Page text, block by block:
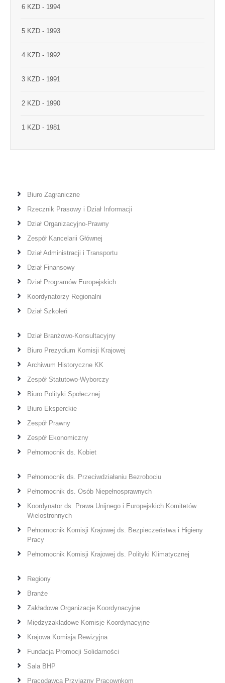
6 KZD - 1994
5 KZD - 1993
4 KZD - 1992
3 KZD - 1991
2 KZD - 1990
1 KZD - 1981
Biuro Zagraniczne
Rzecznik Prasowy i Dział Informacji
Dział Organizacyjno-Prawny
Zespół Kancelarii Głównej
Dział Administracji i Transportu
Dział Finansowy
Dział Programów Europejskich
Koordynatorzy Regionalni
Dział Szkoleń
Dział Branżowo-Konsultacyjny
Biuro Prezydium Komisji Krajowej
Archiwum Historyczne KK
Zespół Statutowo-Wyborczy
Biuro Polityki Społecznej
Biuro Eksperckie
Zespół Prawny
Zespół Ekonomiczny
Pełnomocnik ds. Kobiet
Pełnomocnik ds. Przeciwdziałaniu Bezrobociu
Pełnomocnik ds. Osób Niepełnosprawnych
Koordynator ds. Prawa Unijnego i Europejskich Komitetów
Wielostronnych
Pełnomocnik Komisji Krajowej ds. Bezpieczeństwa i Higieny
Pracy
Pełnomocnik Komisji Krajowej ds. Polityki Klimatycznej
Regiony
Branże
Zakładowe Organizacje Koordynacyjne
Międzyzakładowe Komisje Koordynacyjne
Krajowa Komisja Rewizyjna
Fundacja Promocji Solidarności
Sala BHP
Pracodawca Przyjazny Pracownkom